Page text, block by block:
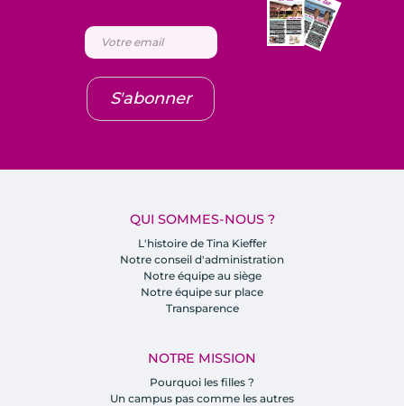
QUI SOMMES-NOUS ?
L'histoire de Tina Kieffer
Notre conseil d'administration
Notre équipe au siège
Notre équipe sur place
Transparence
NOTRE MISSION
Pourquoi les filles ?
Un campus pas comme les autres
S'abonner